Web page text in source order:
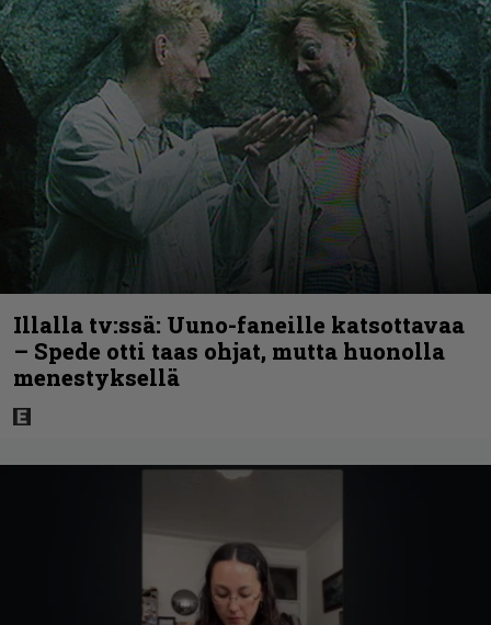
Illalla tv:ssä: Uuno-faneille katsottavaa
– Spede otti taas ohjat, mutta huonolla
menestyksellä